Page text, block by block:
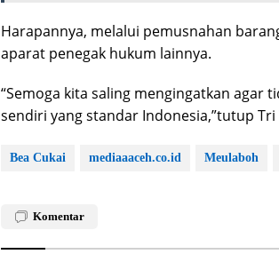
Harapannya, melalui pemusnahan
aparat penegak hukum lainnya.
“Semoga kita saling mengingatkan agar
sendiri yang standar Indonesia,”tutup Tri
Bea Cukai mediaaaceh.co.id Meulaboh
Komentar